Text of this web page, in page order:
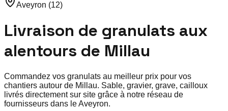
Aveyron (12)
Livraison de granulats aux
alentours de Millau
Commandez vos granulats au meilleur prix pour vos
chantiers autour de Millau. Sable, gravier, grave, cailloux
livrés directement sur site grâce à notre réseau de
fournisseurs dans leAveyron.